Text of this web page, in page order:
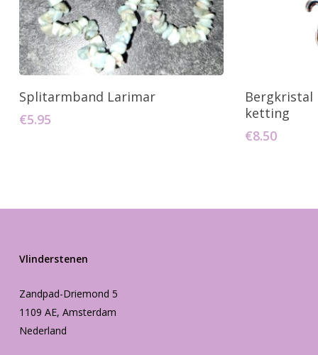
Toevoegen Aan Winkelwagen
Splitarmband Larimar
€5.95
Bergkristal
ketting
€8.50
Vlinderstenen
Zandpad-Driemond 5
1109 AE, Amsterdam
Nederland